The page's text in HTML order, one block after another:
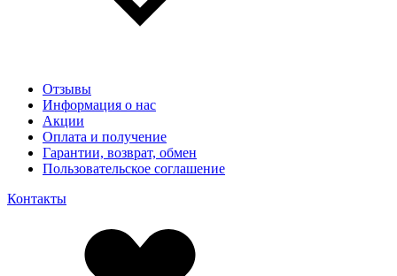
Отзывы
Информация о нас
Акции
Оплата и получение
Гарантии, возврат, обмен
Пользовательское соглашение
Контакты